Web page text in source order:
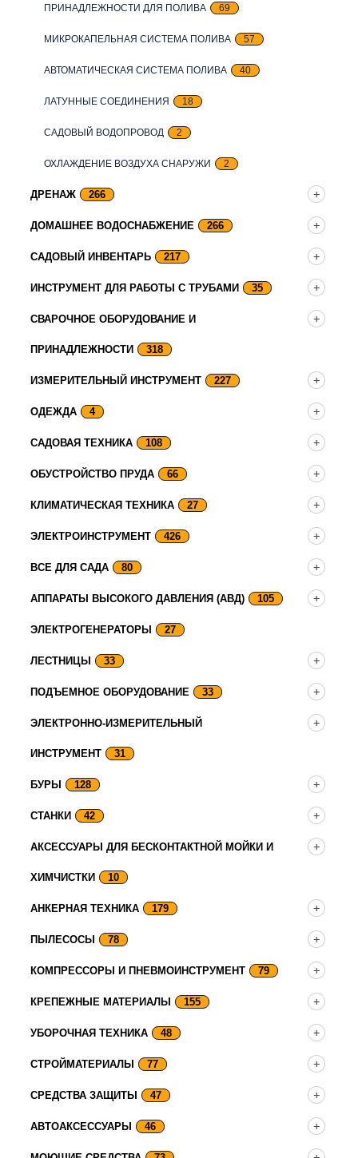
ПРИНАДЛЕЖНОСТИ ДЛЯ ПОЛИВА 69
МИКРОКАПЕЛЬНАЯ СИСТЕМА ПОЛИВА 57
АВТОМАТИЧЕСКАЯ СИСТЕМА ПОЛИВА 40
ЛАТУННЫЕ СОЕДИНЕНИЯ 18
САДОВЫЙ ВОДОПРОВОД 2
ОХЛАЖДЕНИЕ ВОЗДУХА СНАРУЖИ 2
ДРЕНАЖ 266
ДОМАШНЕЕ ВОДОСНАБЖЕНИЕ 266
САДОВЫЙ ИНВЕНТАРЬ 217
ИНСТРУМЕНТ ДЛЯ РАБОТЫ С ТРУБАМИ 35
СВАРОЧНОЕ ОБОРУДОВАНИЕ И
ПРИНАДЛЕЖНОСТИ 318
ИЗМЕРИТЕЛЬНЫЙ ИНСТРУМЕНТ 227
ОДЕЖДА 4
САДОВАЯ ТЕХНИКА 108
ОБУСТРОЙСТВО ПРУДА 66
КЛИМАТИЧЕСКАЯ ТЕХНИКА 27
ЭЛЕКТРОИНСТРУМЕНТ 426
ВСЕ ДЛЯ САДА 80
АППАРАТЫ ВЫСОКОГО ДАВЛЕНИЯ (АВД) 105
ЭЛЕКТРОГЕНЕРАТОРЫ 27
ЛЕСТНИЦЫ 33
ПОДЪЕМНОЕ ОБОРУДОВАНИЕ 33
ЭЛЕКТРОННО-ИЗМЕРИТЕЛЬНЫЙ
ИНСТРУМЕНТ 31
БУРЫ 128
СТАНКИ 42
АКСЕССУАРЫ ДЛЯ БЕСКОНТАКТНОЙ МОЙКИ И
ХИМЧИСТКИ 10
АНКЕРНАЯ ТЕХНИКА 179
ПЫЛЕСОСЫ 78
КОМПРЕССОРЫ И ПНЕВМОИНСТРУМЕНТ 79
КРЕПЕЖНЫЕ МАТЕРИАЛЫ 155
УБОРОЧНАЯ ТЕХНИКА 48
СТРОЙМАТЕРИАЛЫ 77
СРЕДСТВА ЗАЩИТЫ 47
АВТОАКСЕССУАРЫ 46